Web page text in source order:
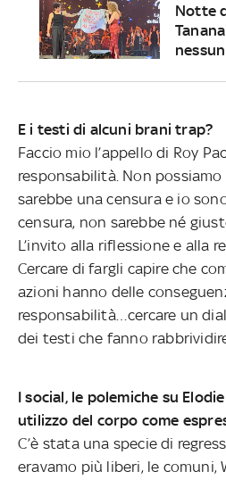
Notte
E i testi di alcuni brani trap?
Faccio mio l’appello di Roy
responsabilità. Non
sarebbe una censura e io
censura, non sarebbe né
L’invito alla riflessione e alla
Cercare di fargli capire che
azioni hanno delle
responsabilità…cercare un
dei testi che fanno
I social, le polemiche su
utilizzo del corpo come
C’è stata una specie di
eravamo più liberi, le comuni,